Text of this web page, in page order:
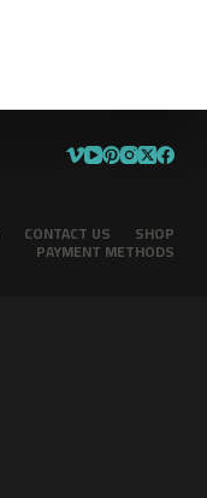
SHOP
CONTACT US
PAYMENT METHODS